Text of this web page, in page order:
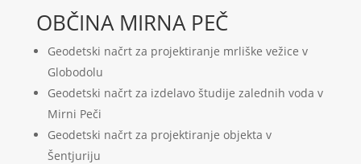
OBČINA MIRNA PEČ
Geodetski načrt za projektiranje mrliške vežice v
Globodolu
Geodetski načrt za izdelavo študije zalednih voda v
Mirni Peči
Geodetski načrt za projektiranje objekta v
Šentjuriju